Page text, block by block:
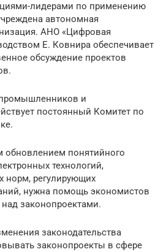
лидерами по применению
автономная
АНО «Цифровая
Е. Ковнира обеспечивает
обсуждение проектов
и
постоянный Комитет по
обновлением понятийного
технологий,
норм, регулирующих
нужна помощь экономистов
законопроектами.
законодательства
законопроекты в сфере